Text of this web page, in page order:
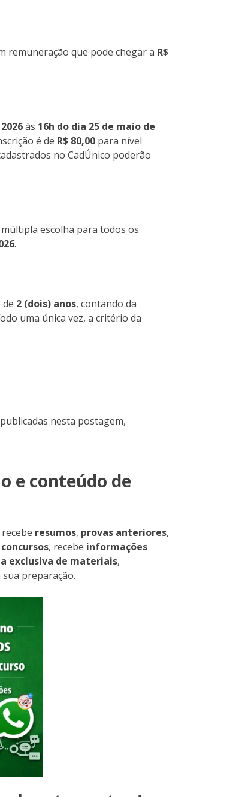
remuneração que pode chegar a R$
às 16h do dia 25 de maio de
é de R$ 80,00 para nível
no CadÚnico poderão
escolha para todos os
.
de 2 (dois) anos, contando da
uma única vez, a critério da
nesta postagem,
e conteúdo de
recebe resumos, provas anteriores,
, recebe informações
exclusiva de materiais,
sua preparação.